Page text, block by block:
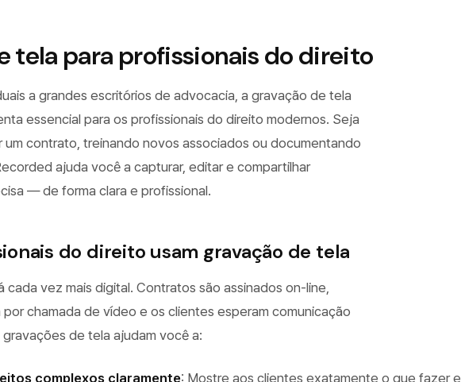
tela para profissionais do direito
a grandes escritórios de advocacia, a gravação de tela
essencial para os profissionais do direito modernos. Seja
um contrato, treinando novos associados ou documentando
ajuda você a capturar, editar e compartilhar
— de forma clara e profissional.
do direito usam gravação de tela
cada vez mais digital. Contratos são assinados on-line,
chamada de vídeo e os clientes esperam comunicação
de tela ajudam você a:
complexos claramente: Mostre aos clientes exatamente o que fazer e